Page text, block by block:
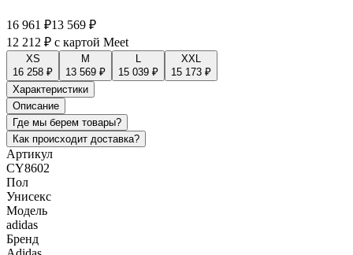
16 961 ₽13 569 ₽
12 212 ₽ с картой Meet
XS
16 258 ₽
M
13 569 ₽
15 039 ₽
XXL
15 173 ₽
Характеристики
Описание
Где мы берем товары?
Как происходит доставка?
Артикул
CY8602
Пол
Унисекс
Модель
adidas
Бренд